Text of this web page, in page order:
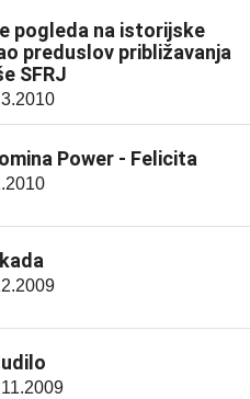
pogleda na istorijske
preduslov približavanja
SFRJ
Power - Felicita